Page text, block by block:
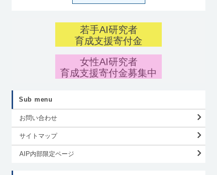
若手AI研究者
育成支援寄付金
女性AI研究者
育成支援寄付金募集中
Sub menu
お問い合わせ
サイトマップ
AIP内部限定ページ